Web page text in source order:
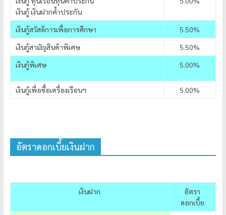
เงินกู้ เงินฝากค้ำประกัน
เงินกู้สวัสดิการเพื่อการศึกษา
5.50%
เงินกู้สามัญสินค้าพิเศษ
5.50%
เงินกู้พิเศษ
5.00%
เงินกู้เพื่อซื้อเครื่องเรือนฯ 5.00%
อัตราดอกเบี้ยเงินฝาก
เงินฝาก
อัตรา
ดอกเบี้ย